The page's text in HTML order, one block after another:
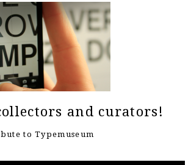
and curators!
to Typemuseum